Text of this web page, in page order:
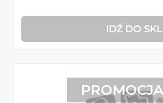
IDŹ DO